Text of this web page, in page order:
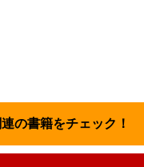
の書籍をチェック！